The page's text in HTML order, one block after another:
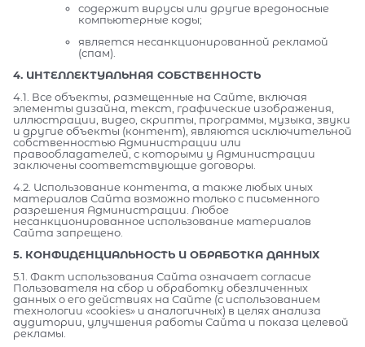
содержит вирусы или другие вредоносные
компьютерные коды;
является несанкционированной рекламой
(спам).
4. ИНТЕЛЛЕКТУАЛЬНАЯ СОБСТВЕННОСТЬ
4.1. Все объекты, размещенные на Сайте, включая
элементы дизайна, текст, графические изображения,
иллюстрации, видео, скрипты, программы, музыка, звуки
и другие объекты (контент), являются исключительной
собственностью Администрации или
правообладателей, с которыми у Администрации
заключены соответствующие договоры.
4.2. Использование контента, а также любых иных
материалов Сайта возможно только с письменного
разрешения Администрации. Любое
несанкционированное использование материалов
Сайта запрещено.
5. КОНФИДЕНЦИАЛЬНОСТЬ И ОБРАБОТКА ДАННЫХ
5.1. Факт использования Сайта означает согласие
Пользователя на сбор и обработку обезличенных
данных о его действиях на Сайте (с использованием
технологии «cookies» и аналогичных) в целях анализа
аудитории, улучшения работы Сайта и показа целевой
рекламы.